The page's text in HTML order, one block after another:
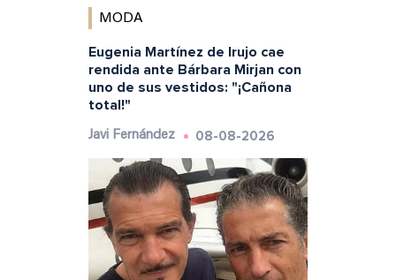
MODA
Eugenia Martínez de Irujo cae
rendida ante Bárbara Mirjan con
uno de sus vestidos: "¡Cañona
total!"
Javi Fernández 08-08-2026